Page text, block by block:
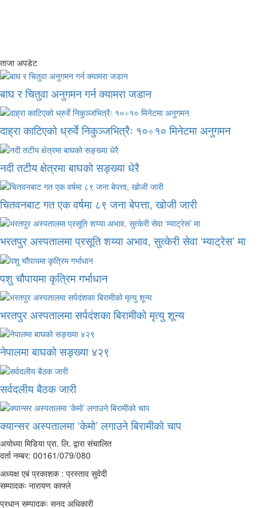
ताजा अपडेट
बाघ र चितुवा अनुगमन गर्न क्यामरा जडान
दाह्रा काटिएको ध्रुर्वे निकुञ्जभित्रैः १०÷१० मिनेटमा अनुगमन
नदी तटीय क्षेत्रमा बाघको सङ्ख्या धेरै
चितवनबाट गत एक वर्षमा ८९ जना बेपत्ता, खोजी जारी
भरतपुर अस्पतालमा प्रसूति शय्या अभाव, सुत्केरी सेवा ‘म्याट्रेस’ मा
पशु चौपायमा कृत्रिम गर्भाधान
भरतपुर अस्पतालमा सर्पदंशका बिरामीको मृत्यु शून्य
नेपालमा बाघको सङ्ख्या ४२९
सर्वदलीय बैठक जारी
क्यान्सर अस्पतालमा ‘केमो’ लगाउने बिरामीको चाप
अयोध्या मिडिया प्रा. लि. द्वारा संचालित
दर्ता नम्बर: 00161/079/080
अध्यक्ष एबं प्रकाशक : प्रस्ताव सुवेदी
सम्पादकः नारायण काफ्ले
प्रधान सम्पादकः सनद अधिकारी